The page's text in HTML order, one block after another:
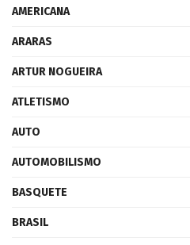
AMERICANA
ARARAS
ARTUR NOGUEIRA
ATLETISMO
AUTO
AUTOMOBILISMO
BASQUETE
BRASIL